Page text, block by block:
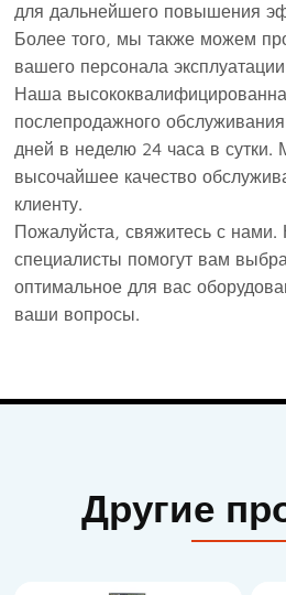
для дальнейшего повышения
Более того, мы также можем
вашего персонала
Наша
послепродажного
дней в неделю 24 часа в сутки.
высочайшее качество
клиенту.
Пожалуйста, свяжитесь с
специалисты помогут вам
оптимальное для вас
ваши вопросы.
Другие